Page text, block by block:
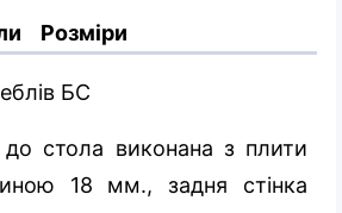
Розміри
БС
стола виконана з плити
18 мм., задня стінка